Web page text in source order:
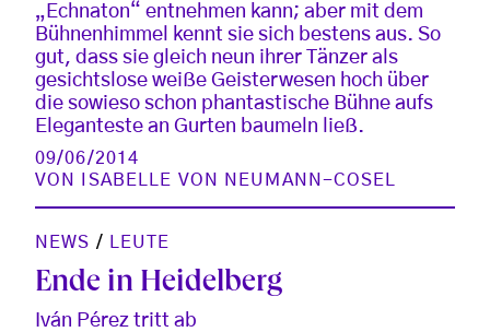
„Echnaton“ entnehmen kann; aber mit dem
Bühnenhimmel kennt sie sich bestens aus. So
gut, dass sie gleich neun ihrer Tänzer als
gesichtslose weiße Geisterwesen hoch über
die sowieso schon phantastische Bühne aufs
Eleganteste an Gurten baumeln ließ.
09/06/2014
VON
ISABELLE VON NEUMANN-COSEL
NEWS / LEUTE
Ende in Heidelberg
Iván Pérez tritt ab